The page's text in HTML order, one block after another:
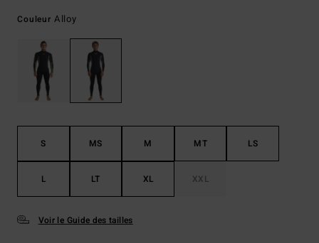
Couleur Alloy
S MS M MT LS
L LT XL XXL
Voir le Guide des tailles